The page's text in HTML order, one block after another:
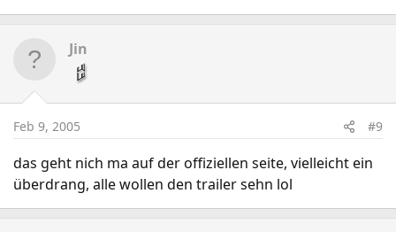
Jin
Feb 9, 2005 #9
das geht nich ma auf der offiziellen seite, vielleicht ein
überdrang, alle wollen den trailer sehn lol